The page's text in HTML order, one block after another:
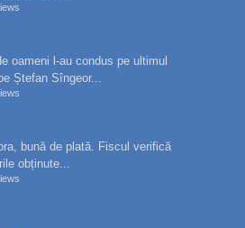
oameni l-au condus pe ultimul
Ștefan Sîngeor...
bună de plată. Fiscul verifică
obținute...